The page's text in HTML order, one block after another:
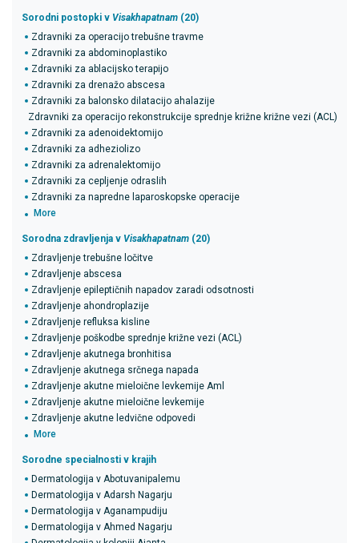
Sorodni postopki v Visakhapatnam (20)
Zdravniki za operacijo trebušne travme
Zdravniki za abdominoplastiko
Zdravniki za ablacijsko terapijo
Zdravniki za drenažo abscesa
Zdravniki za balonsko dilatacijo ahalazije
Zdravniki za operacijo rekonstrukcije sprednje križne križne vezi (ACL)
Zdravniki za adenoidektomijo
Zdravniki za adheziolizo
Zdravniki za adrenalektomijo
Zdravniki za cepljenje odraslih
Zdravniki za napredne laparoskopske operacije
More
Sorodna zdravljenja v Visakhapatnam (20)
Zdravljenje trebušne ločitve
Zdravljenje abscesa
Zdravljenje epileptičnih napadov zaradi odsotnosti
Zdravljenje ahondroplazije
Zdravljenje refluksa kisline
Zdravljenje poškodbe sprednje križne vezi (ACL)
Zdravljenje akutnega bronhitisa
Zdravljenje akutnega srčnega napada
Zdravljenje akutne mieloične levkemije Aml
Zdravljenje akutne mieloične levkemije
Zdravljenje akutne ledvične odpovedi
More
Sorodne specialnosti v krajih
Dermatologija v Abotuvanipalemu
Dermatologija v Adarsh ​​Nagarju
Dermatologija v Aganampudiju
Dermatologija v Ahmed Nagarju